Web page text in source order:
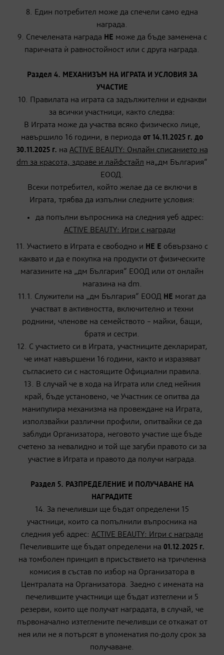
8. Един потребител може да спечели само една
награда.
9. Спечелената награда НЕ може да бъде заменена с
паричната ѝ равностойност или с друга награда.
Раздел 4. МЕХАНИЗЪМ НА ИГРАТА И УСЛОВИЯ ЗА
УЧАСТИЕ
10. Правилата на играта са задължителни и еднакви
за всички участници, както следва:
В Играта може да участва всяко физическо лице,
навършило 16 години, в периода от 14.11.2025 г. до
30.11.2025 г. на ACTIVE BEAUTY: Онлайн списанието на
dm за красота, здраве и лайфстайл на„дм България“
ЕООД.
Всеки потребител, който желае да се включи в
Играта, трябва да изпълни следните условия:
да попълни въпросника на следния уеб адрес:
ACTIVE BEAUTY: Игри с награди
11. Участието в Играта е свободно и НЕ Е обвързано с
каквато и да е покупка на продукти от физическите
магазините на „дм България“ ЕООД или от онлайн
магазина на dm.
11.1. Служители на „дм България“ ЕООД НЕ могат да
участват в активността, включително и техни
роднини, членове на семейството – майки, бащи,
братя и сестри.
12. С участието си в Играта, участниците декларират,
че имат навършени 16 години, както и изразяват
съгласието си с настоящите Официални правила.
13. В случай че в хода на Играта или след нейния
край, бъде установено, че Участник се опитва да
манипулира механизма на провеждане на Играта,
използвайки различни профили, опитвайки се да
заблуди Организатора, неговото участие ще бъде
счетено за невалидно и той ще загуби правото си за
участие в Играта и правото да получи награда.
Раздел 5. РАЗПРЕДЕЛЕНИЕ И ПОЛУЧАВАНЕ НА
НАГРАДИТЕ
14. За печеливши ще бъдат определени 15
участници, които са попълнили въпросника на
следния уеб адрес: ACTIVE BEAUTY: Игри с награди
Печелившите ще бъдат определени на 01.12.2025 г.
на томболен принцип в присъствието на тричленна
комисия в състав по избор на Организатора в
Централата на Организатора. Заедно с имената на
печелившите участници ще бъдат изтеглени и 5
резерви, които ще получат наградата, в случай, че
първоначално изтеглените печеливши се откажат от
нея или не я потърсят в упоменатия по-долу срок за
получаване.